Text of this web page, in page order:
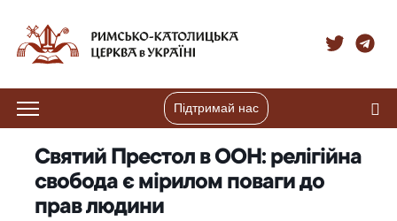
Підтримай нас
Святий Престол в ООН: релігійна
свобода є мірилом поваги до
прав людини